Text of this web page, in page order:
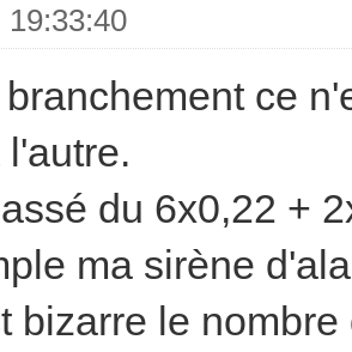
19:33:40
ce
du 6x0,22 +
ma sirène
bizarre le